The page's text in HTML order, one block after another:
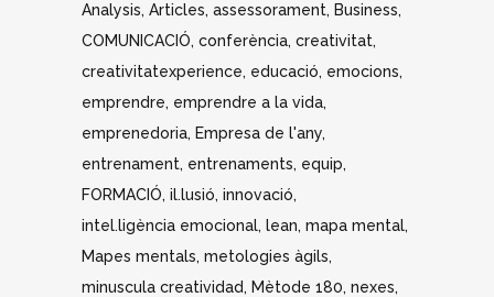
Analysis Articles assessorament Business
COMUNICACIÓ conferència creativitat
creativitatexperience educació emocions
emprendre emprendre a la vida
emprenedoria Empresa de l'any
entrenament entrenaments equip
FORMACIÓ il.lusió innovació
intel.ligència emocional lean mapa mental
Mapes mentals metologies àgils
minuscula creatividad
Mètode 180 nexes